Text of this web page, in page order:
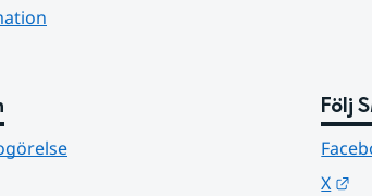
Följ
X